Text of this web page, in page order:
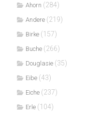
Ahorn (284)
Andere (219)
Birke (157)
Buche (266)
Douglasie (35)
Eibe (43)
Eiche (237)
Erle (104)